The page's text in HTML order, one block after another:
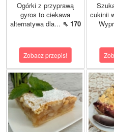
Ogórki z przyprawą
gyros to ciekawa
alternatywa dla... ⇖ 170
Zobacz przepis!
cukinii